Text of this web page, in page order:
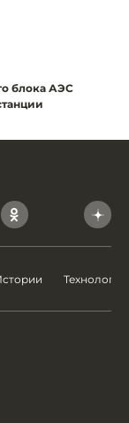
блока АЭС
Технологии